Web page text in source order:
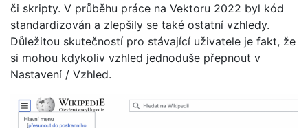
či skripty. V průběhu práce na Vektoru 2022 byl kód
standardizován a zlepšily se také ostatní vzhledy.
Důležitou skutečností pro stávající uživatele je fakt, že
si mohou kdykoliv vzhled jednoduše přepnout v
Nastavení / Vzhled.